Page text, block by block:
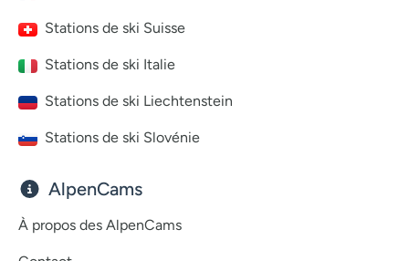
Stations de ski Suisse
Stations de ski Italie
Stations de ski Liechtenstein
Stations de ski Slovénie
AlpenCams
À propos des AlpenCams